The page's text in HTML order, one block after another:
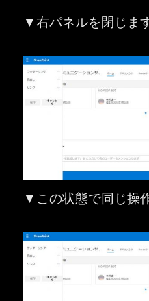
▼右パネルを閉じま
▼この状態で同じ操